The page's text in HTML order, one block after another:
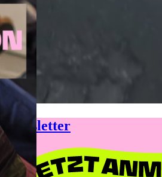
Newsletter